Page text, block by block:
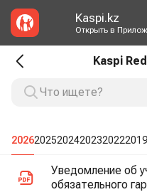
Kaspi.kz
Открыть в
Kaspi
202620252024202320222019
Уведомление об
обязательного